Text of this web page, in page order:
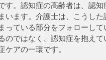
。認知症の高齢者は、認知
います。介護士は、こうし
ている部分をフォローして
のではなく、認知症を抱え
アの一環です。